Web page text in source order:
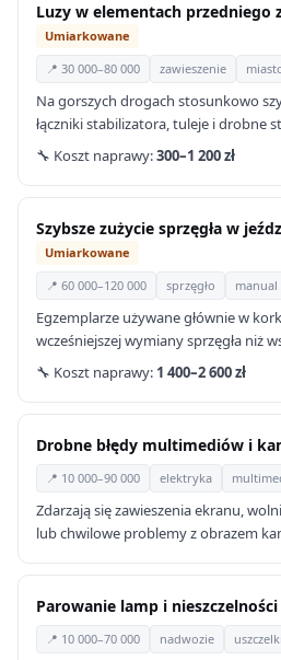
Luzy w elementach przedniego
Umiarkowane
📍 30 000–80 000
zawieszenie
Na gorszych drogach stosunkowo
łączniki stabilizatora, tuleje i drobne
🔧 Koszt naprawy:300–1 200 zł
Szybsze zużycie sprzęgła w
Umiarkowane
📍 60 000–120 000
sprzęgło manual
Egzemplarze używane głównie w
wcześniejszej wymiany sprzęgła niż
🔧 Koszt naprawy: 1 400–2 600 zł
Drobne błędy multimediów i
📍 10 000–90 000 elektryka
Zdarzają się zawieszenia ekranu,
lub chwilowe problemy z obrazem
Parowanie lamp i
📍 10 000–70 000 nadwozie uszczelki